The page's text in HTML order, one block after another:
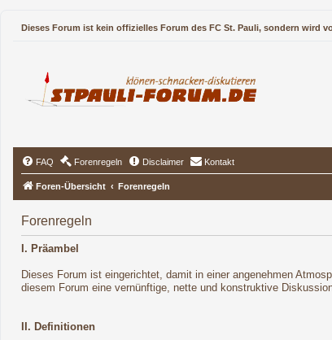
Dieses Forum ist kein offizielles Forum des FC St. Pauli, sondern wird
FAQ Forenregeln Disclaimer Kontakt
Foren-Übersicht Forenregeln
Forenregeln
I. Präambel
Dieses Forum ist eingerichtet, damit in einer angenehmen
diesem Forum eine vernünftige, nette und konstruktive
II. Definitionen